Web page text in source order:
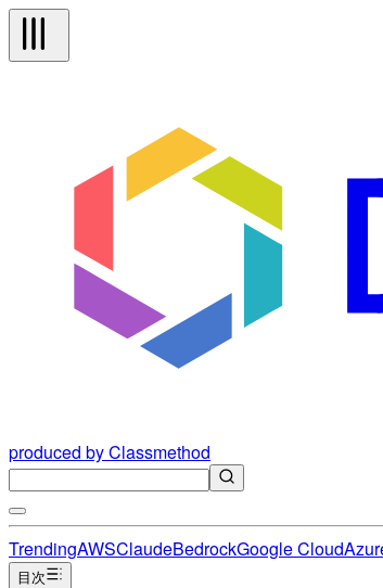
produced by Classmethod
TrendingAWSClaudeBedrockGoogle Cloud
目次